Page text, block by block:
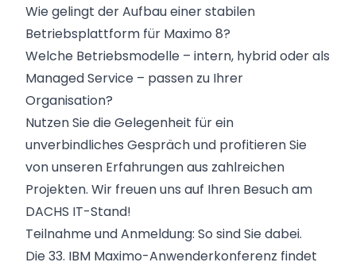
Wie gelingt der Aufbau einer stabilen
Betriebsplattform für Maximo 8?
Welche Betriebsmodelle – intern, hybrid oder als
Managed Service – passen zu Ihrer
Organisation?
Nutzen Sie die Gelegenheit für ein
unverbindliches Gespräch und profitieren Sie
von unseren Erfahrungen aus zahlreichen
Projekten. Wir freuen uns auf Ihren Besuch am
DACHS IT-Stand!
Teilnahme und Anmeldung: So sind Sie dabei.
Die 33. IBM Maximo-Anwenderkonferenz findet